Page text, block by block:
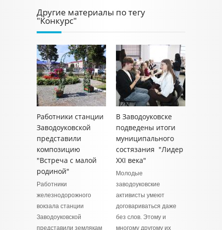
Другие материалы по тегу
"Конкурс"
Работники станции
Заводоуковской
представили
композицию
"Встреча с малой
родиной"
Работники
железнодорожного
вокзала станции
Заводоуковской
представили землякам
В Заводоуковске
подведены итоги
муниципального
состязания "Лидер
ХХI века"
Молодые
заводоуковские
активисты умеют
договариваться даже
без слов. Этому и
многому другому их